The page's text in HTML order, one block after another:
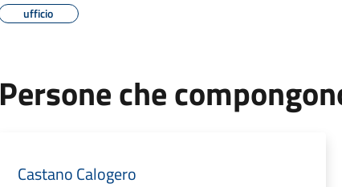
ufficio
Persone che
Castano Calogero